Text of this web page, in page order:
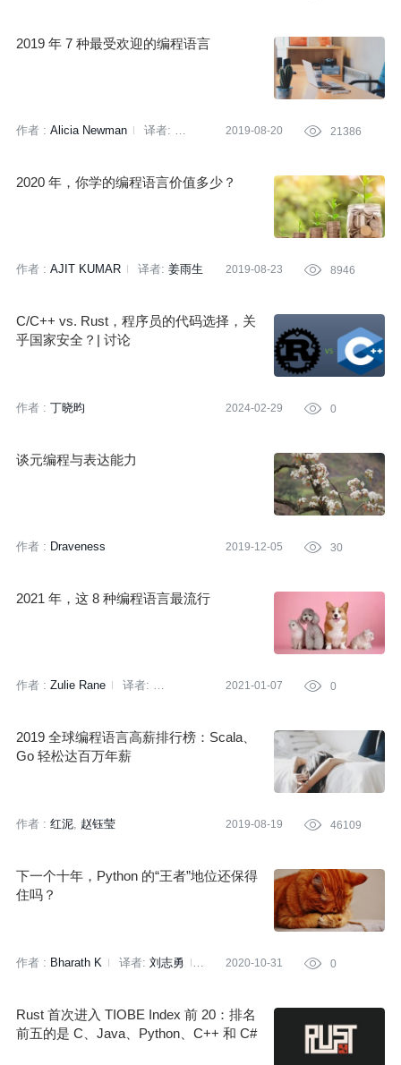
2019 年 7 种最受欢迎的编程语言
作者 : Alicia Newman
译者:
2019-08-20  21386
2020 年，你学的编程语言价值多少？
作者 : AJIT KUMAR 译者: 姜雨生
2019-08-23  8946
C/C++ vs. Rust，程序员的代码选择，关
乎国家安全？| 讨论
作者 : 丁晓昀 2024-02-29  0
谈元编程与表达能力
作者 : Draveness 2019-12-05  30
2021 年，这 8 种编程语言最流行
作者 : Zulie Rane
译者:
2021-01-07  0
2019 全球编程语言高薪排行榜：Scala、
Go 轻松达百万年薪
作者 : 红泥 赵钰莹 2019-08-19  46109
下一个十年，Python 的“王者”地位还保得
住吗？
作者 : Bharath K 译者: 刘志勇
2020-10-31  0
Rust 首次进入 TIOBE Index 前 20：排名
前五的是 C、Java、Python、C++ 和 C#